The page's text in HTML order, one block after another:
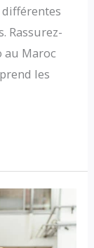
Rassurez-
au Maroc
les